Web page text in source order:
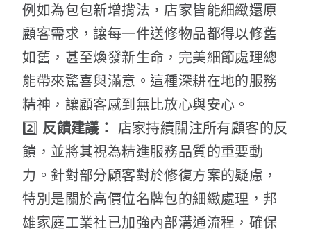
例如為包包新增揹法，店家皆能細緻還原
顧客需求，讓每一件送修物品都得以修舊
如舊，甚至煥發新生命，完美細節處理總
能帶來驚喜與滿意。這種深耕在地的服務
精神，讓顧客感到無比放心與安心。
2️⃣ 反饋建議：
店家持續關注所有顧客的反
饋，並將其視為精進服務品質的重要動
力。針對部分顧客對於修復方案的疑慮，
特別是關於高價位名牌包的細緻處理，邦
雄家庭工業社已加強內部溝通流程，確保